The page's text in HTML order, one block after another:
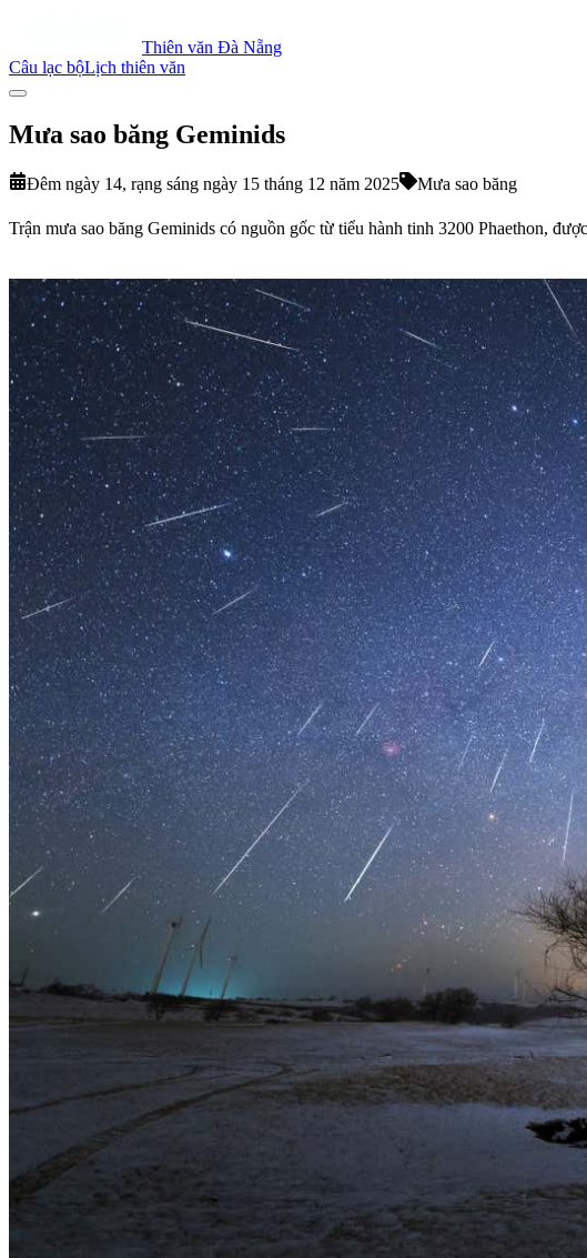
Thiên văn Đà Nẵng
Câu lạc bộLịch thiên văn
Mưa sao băng Geminids
Đêm ngày 14, rạng sáng ngày 15 tháng 12 năm 2025 Mưa sao băng
Trận mưa sao băng Geminids có nguồn gốc từ tiểu hành tinh 3200 Phaethon,